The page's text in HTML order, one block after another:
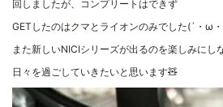
回しましたが、コンプリートはできず
GETしたのはクマとライオンのみでした(´・ω
また新しいNICIシリーズが出るのを楽しみにし
日々を過ごしていきたいと思います🧸